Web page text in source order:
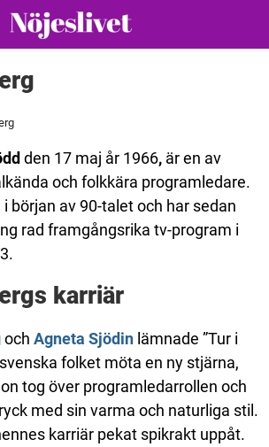
den 17 maj år 1966, är en av
och folkkära programledare.
i början av 90-talet och har sedan
rad framgångsrika tv-program i
karriär
och Agneta Sjödinlämnade ”Tur i
folket möta en ny stjärna,
tog över programledarrollen och
med sin varma och naturliga stil.
karriär pekat spikrakt uppåt.